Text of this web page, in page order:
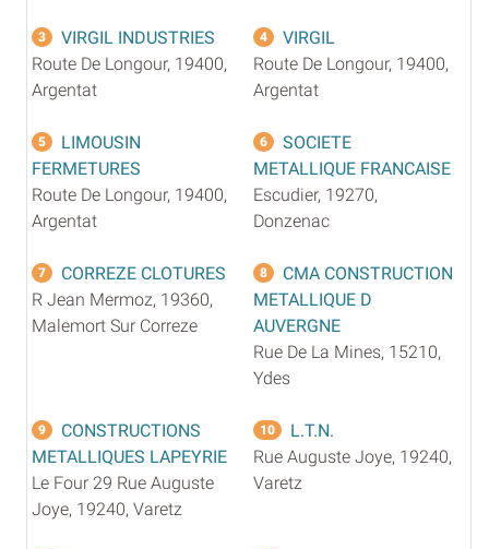
3
VIRGIL INDUSTRIES
Route De Longour, 19400,
Argentat
4
VIRGIL
Route De Longour, 19400,
Argentat
5
LIMOUSIN
FERMETURES
Route De Longour, 19400,
Argentat
6
SOCIETE
METALLIQUE FRANCAISE
Escudier, 19270,
Donzenac
7
CORREZE CLOTURES
R Jean Mermoz, 19360,
Malemort Sur Correze
8
CMA CONSTRUCTION
METALLIQUE D
AUVERGNE
Rue De La Mines, 15210,
Ydes
9
CONSTRUCTIONS
METALLIQUES LAPEYRIE
Le Four 29 Rue Auguste
Joye, 19240, Varetz
10
L.T.N.
Rue Auguste Joye, 19240,
Varetz